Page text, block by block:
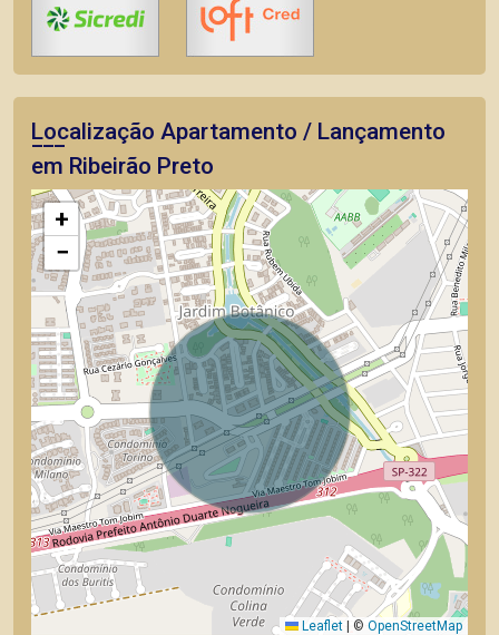
Localização Apartamento / Lançamento
em Ribeirão Preto
+
−
Leaflet © OpenStreetMap